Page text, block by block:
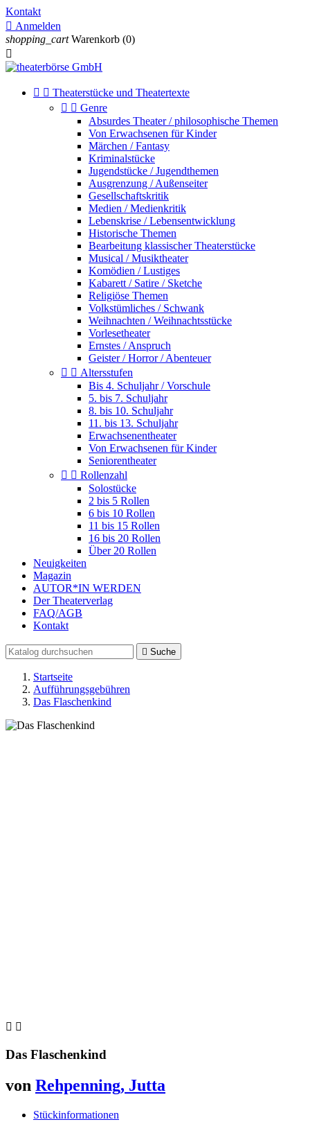
Kontakt
 Anmelden
shopping_cart Warenkorb (0)

  Theaterstücke und Theatertexte
  Genre
Absurdes Theater / philosophische Themen
Von Erwachsenen für Kinder
Märchen / Fantasy
Kriminalstücke
Jugendstücke / Jugendthemen
Ausgrenzung / Außenseiter
Gesellschaftskritik
Medien / Medienkritik
Lebenskrise / Lebensentwicklung
Historische Themen
Bearbeitung klassischer Theaterstücke
Musical / Musiktheater
Komödien / Lustiges
Kabarett / Satire / Sketche
Religiöse Themen
Volkstümliches / Schwank
Weihnachten / Weihnachtsstücke
Vorlesetheater
Ernstes / Anspruch
Geister / Horror / Abenteuer
  Altersstufen
Bis 4. Schuljahr / Vorschule
5. bis 7. Schuljahr
8. bis 10. Schuljahr
11. bis 13. Schuljahr
Erwachsenentheater
Von Erwachsenen für Kinder
Seniorentheater
  Rollenzahl
Solostücke
2 bis 5 Rollen
6 bis 10 Rollen
11 bis 15 Rollen
16 bis 20 Rollen
Über 20 Rollen
Neuigkeiten
Magazin
AUTOR*IN WERDEN
Der Theaterverlag
FAQ/AGB
Kontakt
 Suche
Startseite
Aufführungsgebühren
Das Flaschenkind
 
Das Flaschenkind
von Rehpenning, Jutta
Stückinformationen